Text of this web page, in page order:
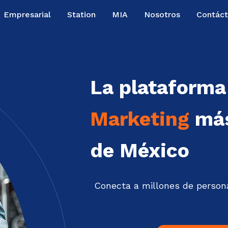
Empresarial Station MIA Nosotros
La
Marketing
de México
Conecta a millones de